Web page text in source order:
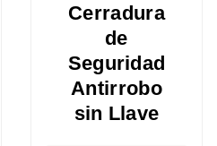
Cerradura
de
Seguridad
Antirrobo
sin Llave